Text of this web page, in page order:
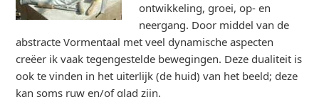
ontwikkeling, groei, op- en
neergang. Door middel van de
abstracte Vormentaal met veel dynamische aspecten
creëer ik vaak tegengestelde bewegingen. Deze dualiteit is
ook te vinden in het uiterlijk (de huid) van het beeld; deze
kan soms ruw en/of glad zijn.